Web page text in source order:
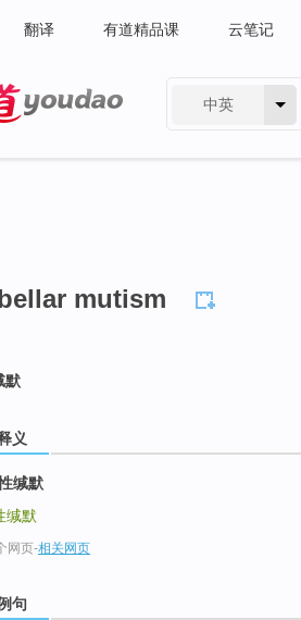
翻译 有道精品课 云笔记
中英
mutism
默
义
缄默
缄默
网页-相关网页
句